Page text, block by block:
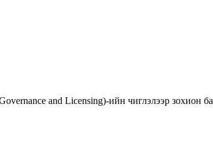
and Licensing)-ийн чиглэлээр зохион